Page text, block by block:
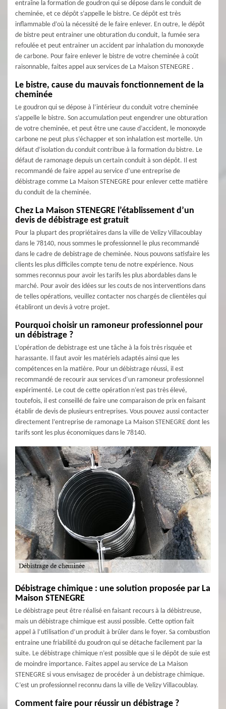
entraîne la formation de goudron qui se dépose dans le conduit de
cheminée, et ce dépôt s’appelle le bistre. Ce dépôt est très
inflammable d’où la nécessité de le faire enlever. En outre, le dépôt
de bistre peut entrainer une obturation du conduit, la fumée sera
refoulée et peut entrainer un accident par inhalation du monoxyde
de carbone. Pour faire enlever le bistre de votre cheminée à coût
raisonnable, faites appel aux services de La Maison STENEGRE .
Le bistre, cause du mauvais fonctionnement de la
cheminée
Le goudron qui se dépose à l’intérieur du conduit votre cheminée
s’appelle le bistre. Son accumulation peut engendrer une obturation
de votre cheminée, et peut être une cause d’accident, le monoxyde
carbone ne peut plus s’échapper et son inhalation est mortelle. Un
défaut d’isolation du conduit contribue à la formation du bistre. Le
défaut de ramonage depuis un certain conduit à son dépôt. Il est
recommandé de faire appel au service d’une entreprise de
débistrage comme La Maison STENEGRE pour enlever cette matière
du conduit de la cheminée.
Chez La Maison STENEGRE l’établissement d’un
devis de débistrage est gratuit
Pour la plupart des propriétaires dans la ville de Velizy Villacoublay
dans le 78140, nous sommes le professionnel le plus recommandé
dans le cadre de debistrage de cheminée. Nous pouvons satisfaire les
clients les plus difficiles compte tenu de notre expérience. Nous
sommes reconnus pour avoir les tarifs les plus abordables dans le
marché. Pour avoir des idées sur les couts de nos interventions dans
de telles opérations, veuillez contacter nos chargés de clientèles qui
établiront un devis à votre projet.
Pourquoi choisir un ramoneur professionnel pour
un débistrage ?
L’opération de debistrage est une tâche à la fois très risquée et
harassante. Il faut avoir les matériels adaptés ainsi que les
compétences en la matière. Pour un débistrage réussi, il est
recommandé de recourir aux services d’un ramoneur professionnel
expérimenté. Le cout de cette opération n’est pas très élevé,
toutefois, il est conseillé de faire une comparaison de prix en faisant
établir de devis de plusieurs entreprises. Vous pouvez aussi contacter
directement l’entreprise de ramonage La Maison STENEGRE dont les
tarifs sont les plus économiques dans le 78140.
Débistrage chimique : une solution proposée par La
Maison STENEGRE
Le débistrage peut être réalisé en faisant recours à la débistreuse,
mais un débistrage chimique est aussi possible. Cette option fait
appel à l’utilisation d’un produit à brûler dans le foyer. Sa combustion
entraine une friabilité du goudron qui se détache facilement par la
suite. Le débistrage chimique n’est possible que si le dépôt de suie est
de moindre importance. Faites appel au service de La Maison
STENEGRE si vous envisagez de procéder à un debistrage chimique.
C’est un professionnel reconnu dans la ville de Velizy Villacoublay.
Comment faire pour réussir un débistrage ?